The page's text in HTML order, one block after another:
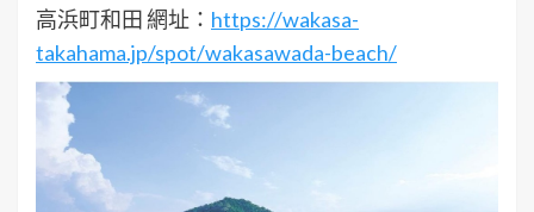
高浜町和田 網址： https://wakasa-
takahama.jp/spot/wakasawada-beach/